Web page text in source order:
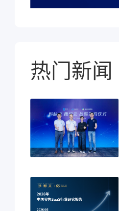
热门新闻